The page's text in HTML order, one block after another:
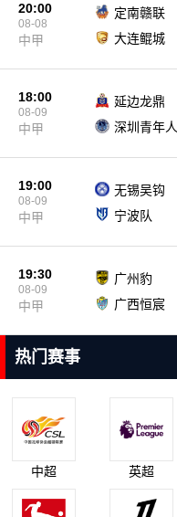
20:00
08-08
中甲
定南赣联
大连鲲城
18:00
08-09
中甲
延边龙鼎
深圳青年人
19:00
08-09
中甲
无锡吴钩
宁波队
19:30
08-09
中甲
广州豹
广西恒宸
热门赛事
中超 英超